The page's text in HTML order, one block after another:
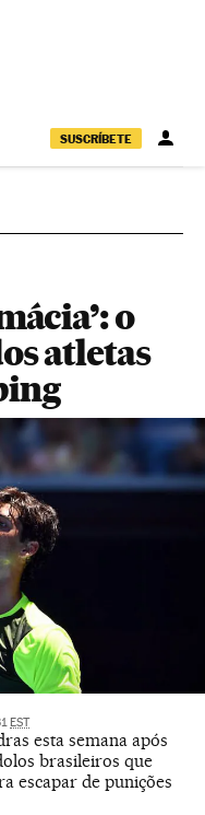
SUSCRÍBETE
o
atletas
EST
esta semana após
brasileiros que
escapar de punições